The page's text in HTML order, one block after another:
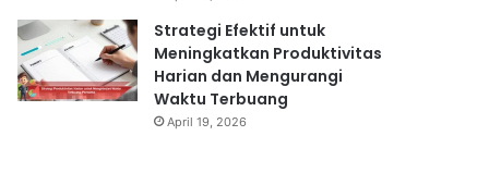
Strategi Efektif untuk
Meningkatkan Produktivitas
Harian dan Mengurangi
Waktu Terbuang
April 19, 2026